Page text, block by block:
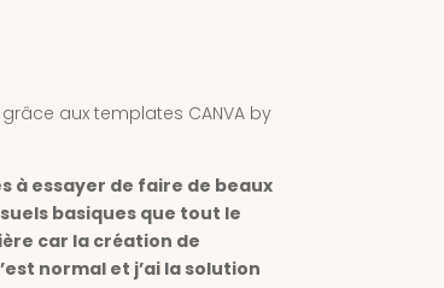
aux templates CANVA by
à essayer de faire de beaux
basiques que tout le
car la création de
normal et j’ai la solution